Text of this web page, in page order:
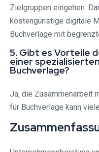
Zielgruppen eingehen.
kostengünstige digitale
Buchverlage mit
5. Gibt es Vorteile
einer
Buchverlage?
Ja, die Zusammenarbeit
für Buchverlage kann